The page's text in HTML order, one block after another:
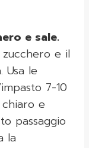
e sale.
e il
Usa le
7-10
e
passaggio
la